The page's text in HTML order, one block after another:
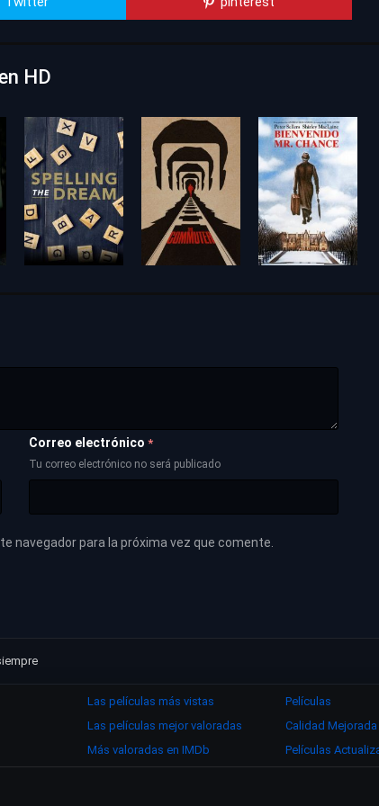
HD
Correo electrónico *
Tu correo electrónico no será publicado
navegador para la próxima vez que comente.
Las películas más vistas
Las películas mejor valoradas
Más valoradas en IMDb
Películas
Calidad Mejorada
Películas